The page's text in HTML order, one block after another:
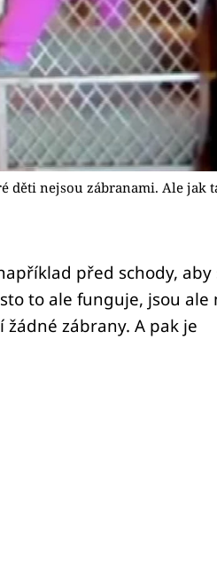
děti nejsou zábranami. Ale jak
před schody, aby
to ale funguje, jsou ale
zábrany. A pak je